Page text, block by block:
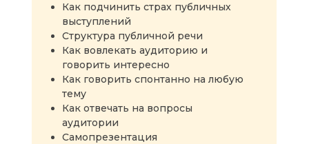
Урок «Энергетика речи»
Урок «Интонация и ритм»
Модуль 3. Искусство беседы
Урок «Искусство непринужденной
беседы»
Урок «Структура речи»
Урок «Секретное задание»
Как подчинить страх публичных
выступлений
Структура публичной речи
Как вовлекать аудиторию и
говорить интересно
Как говорить спонтанно на любую
тему
Как отвечать на вопросы
аудитории
Самопрезентация